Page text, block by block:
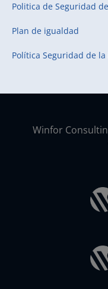
Politica de Seguridad
Plan de igualdad
Política Seguridad de
Winfor